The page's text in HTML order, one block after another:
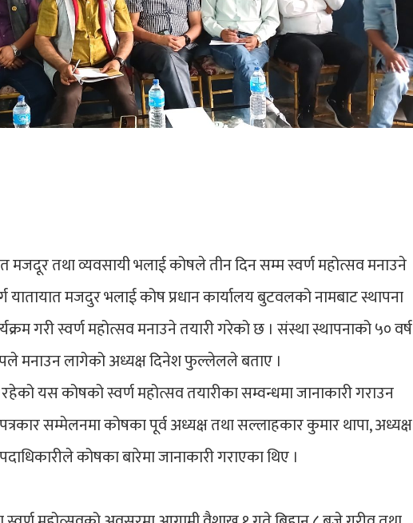
मजदूर तथा व्यवसायी भलाई कोषले तीन दिन सम्म स्वर्ण महोत्सव मनाउने
यातायात मजदुर भलाई कोष प्रधान कार्यालय बुटवलको नामबाट स्थापना
गरी स्वर्ण महोत्सव मनाउने तयारी गरेको छ । संस्था स्थापनाको ५० वर्ष
मनाउन लागेको अध्यक्ष दिनेश फुल्लेलले बताए ।
यस कोषको स्वर्ण महोत्सव तयारीका सम्वन्धमा जानाकारी गराउन
सम्मेलनमा कोषका पूर्व अध्यक्ष तथा सल्लाहकार कुमार थापा, अध्यक्ष
कोषका बारेमा जानाकारी गराएका थिए ।